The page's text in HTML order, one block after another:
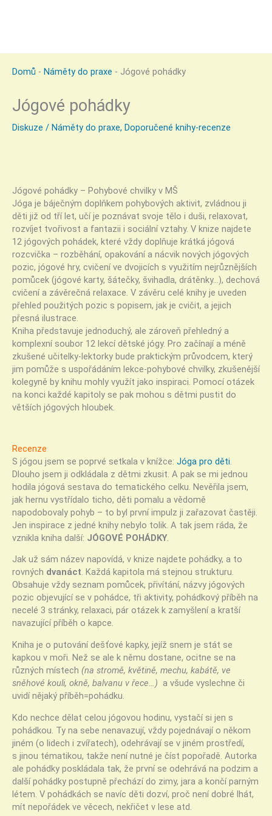
Domů - Náměty do praxe - Jógové pohádky
Jógové pohádky
Diskuze / Náměty do praxe, Doporučené knihy-recenze
Jógové pohádky – Pohybové chvilky v MŠ
Jóga je báječným doplňkem pohybových aktivit, zvládnou ji
děti již od tří let, učí je poznávat svoje tělo i duši, relaxovat,
rozvíjet tvořivost a fantazii i sociální vztahy. V knize najdete
12 jógových pohádek, které vždy doplňuje krátká jógová
rozcvička – rozběhání, opakování a nácvik nových jógových
pozic, jógové hry, cvičení ve dvojicích s využitím nejrůznějších
pomůcek (jógové karty, šátečky, švihadla, drátěnky…), dechová
cvičení a závěrečná relaxace. V závěru celé knihy je uveden
přehled použitých pozic s popisem, jak je cvičit, a jejich
přesná ilustrace.
Kniha představuje jednoduchý, ale zároveň přehledný a
komplexní soubor 12 lekcí dětské jógy. Pro začínají a méně
zkušené učitelky-lektorky bude praktickým průvodcem, který
jim pomůže s uspořádáním lekce-pohybové chvilky, zkušenější
kolegyně by knihu mohly využít jako inspiraci. Pomocí otázek
na konci každé kapitoly se pak mohou s dětmi pustit do
větších jógových hloubek.
Recenze
S jógou jsem se poprvé setkala v knížce: Jóga pro děti.
Dlouho jsem ji odkládala z dětmi zkusit. A pak se mi jednou
hodila jógová sestava do tematického celku. Nevěřila jsem,
jak hernu vystřídalo ticho, děti pomalu a vědomě
napodobovaly pohyb – to byl první impulz ji zařazovat častěji.
Jen inspirace z jedné knihy nebylo tolik. A tak jsem ráda, že
vznikla kniha další: JÓGOVÉ POHÁDKY.
Jak už sám název napovídá, v knize najdete pohádky, a to
rovných dvanáct. Každá kapitola má stejnou strukturu.
Obsahuje vždy seznam pomůcek, přivítání, názvy jógových
pozic objevující se v pohádce, tři aktivity, pohádkový příběh na
necelé 3 stránky, relaxaci, pár otázek k zamyšlení a kratší
navazující příběh o kapce.
Kniha je o putování dešťové kapky, jejíž snem je stát se
kapkou v moři. Než se ale k němu dostane, ocitne se na
různých místech (na stromě, květině, mechu, kabátě, ve
sněhové kouli, okně, balvanu v řece…) a všude vyslechne či
uvidí nějaký příběh=pohádku.
Kdo nechce dělat celou jógovou hodinu, vystačí si jen s
pohádkou. Ty na sebe nenavazují, vždy pojednávají o někom
jiném (o lidech i zvířatech), odehrávají se v jiném prostředí,
s jinou tématikou, takže není nutné je číst popořadě. Autorka
ale pohádky poskládala tak, že první se odehrává na podzim a
další pohádky postupně přechází do zimy, jara a končí parným
létem. V pohádkách se navíc děti dozví, proč není dobré lhát,
mít nepořádek ve věcech, nekřičet v lese atd.